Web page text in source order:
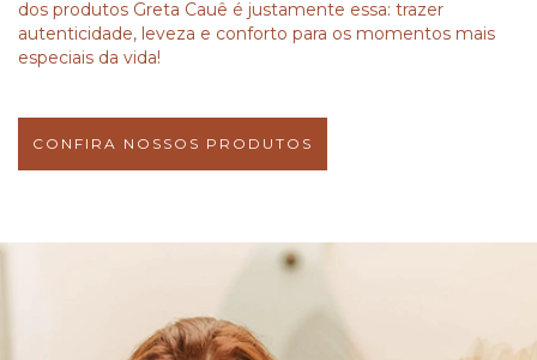
dos produtos Greta Cauê é justamente essa: trazer
autenticidade, leveza e conforto para os momentos mais
especiais da vida!
CONFIRA NOSSOS PRODUTOS